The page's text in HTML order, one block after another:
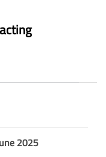
2025